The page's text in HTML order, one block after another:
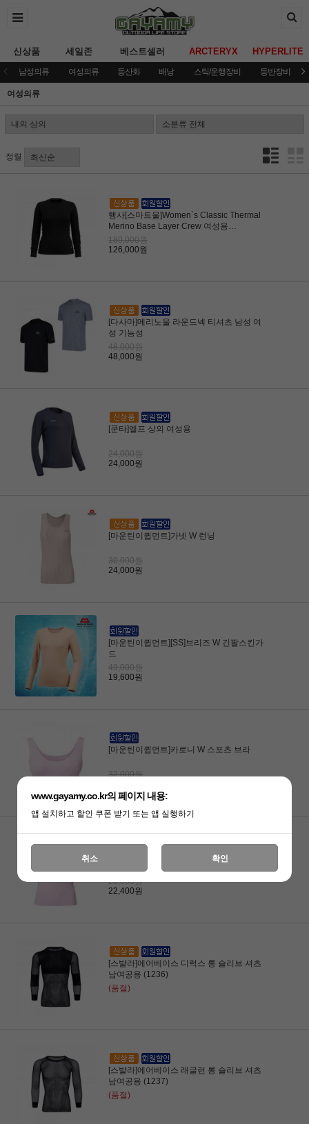
신상품 세일존 베스트셀러 ARCTERYX HYPERLITE
남성의류 여성의류 등산화 배낭 스틱/운행장비 등반장비
여성의류
정렬
행사[스마트울]Women`s Classic Thermal
Merino Base Layer Crew 여성용
(SWF6WAA001)
180,000원
126,000원
[다사마]메리노울 라운드넥 티셔츠 남성 여
성 기능성
48,000원
48,000원
[쿤타]엘프 상의 여성용
24,000원
24,000원
[마운틴이큅먼트]가넷 W 런닝
30,000원
24,000원
[마운틴이큅먼트][SS]브리즈 W 긴팔스킨가
드
49,000원
19,600원
[마운틴이큅먼트]카로니 W 스포츠 브라
32,000원
[마운틴이큅먼트]카로니 W 런닝
28,000원
22,400원
[스발라]에어베이스 디럭스 롱 슬리브 셔츠
남여공용 (1236)
(품절)
[스발라]에어베이스 래글런 롱 슬리브 셔츠
남여공용 (1237)
(품절)
www.gayamy.co.kr의 페이지 내용:
앱 설치하고 할인 쿠폰 받기 또는 앱 실행하기
취소 확인